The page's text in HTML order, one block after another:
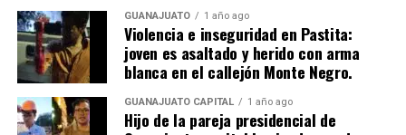
GUANAJUATO 1 año ago
Violencia e inseguridad en Pastita:
joven es asaltado y herido con arma
blanca en el callejón Monte Negro.
GUANAJUATO CAPITAL 1 año ago
Hijo de la pareja presidencial de